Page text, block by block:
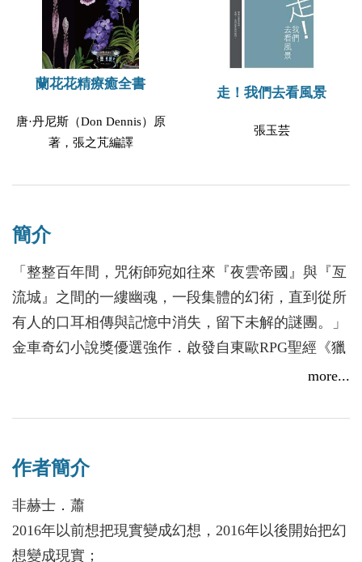
蘭花花精療癒全書
唐·丹尼斯（Don Dennis）原
著，張之芃編譯
走！我們去看風景
張玉芸
簡介
「整整百年間，咒術師宛如往來『夜雲帝國』與『亙
流城』之間的一縷幽魂，一段集體的幻術，直到從所
有人的口耳相傳與記憶中消失，留下未解的謎團。」
金車奇幻小說獎優選強作．啟發自東歐RPG聖經《獵
魔士》的磅礡本土「硬奇幻」重量級小說！在魔法與
權國家與商會和議的政治體系鬥爭！
百年之前──
十二年前，夜雲國與秋水國一場針對經商道路的協
商，在軍事官司飛羽率同麾下將軍與一名咒師運用的
奸巧謀略下，取得空前勝利。十二年間，步步拓展勢
more...
作者簡介
非赫士．蕭
2016年以前想把現實變成幻想，2016年以後開始把幻
想變成現實；